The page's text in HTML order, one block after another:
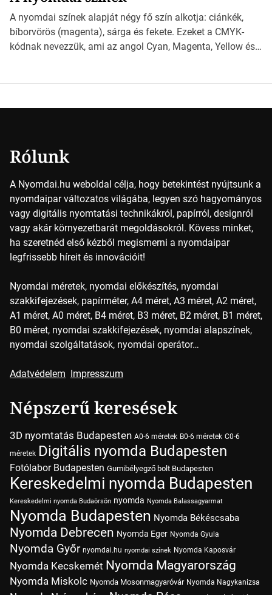
világába kalauzolunk el téged, hogy jobban megértsd,
milyen szempontok alapján érdemes választanod a
jövőben. Bevezetés a papírméretek világába A […]
A nyomdai színek alapját négy fő szín alkotja: ciánkék,
bíborvörös (magenta), sárga és fekete. Ezeket a CMYK-
kódnak nevezzük, ami az angol Cyan, Magenta, Yellow és
Rólunk
A Nyomdai.hu weboldal célja, hogy betekintést nyújtsunk a
nyomdaipar változatos világába, legyen szó hagyományos
vagy digitális nyomtatási technikákról, papírról, designról
vagy akár környezetbarát megoldásokról. Kövess minket,
ha szeretnéd első kézből megismerni a nyomdaipar
legfrissebb híreit és innovációit!
Nyomdai méretek, nyomdai előkészítés, nyomdai
szakkifejezések, papírméter, A4 méret, A3 méret, A2 méret,
A1 méret, A0 méret, B4 méret, B3 méret, B2 méret, B1 méret,
B0 méret, nyomdai szakkifejezések, nyomdai alapszínek,
nyomdai szolgáltatások, nyomdai operátor…
Adatvédelem Impresszum
Népszerű keresések
3D nyomtatás Budapesten A0-6 méretek B0-6 méretek C0-6
méretek Digitális nyomda Budapesten
Fotólabor Budapesten Gumibélyegző bolt Budapesten
Kereskedelmi nyomda Budapesten
Kereskedelmi nyomda Budaörsön nyomda Nyomda Balassagyarmat
Nyomda Budapesten Nyomda Békéscsaba
Nyomda Debrecen Nyomda Eger Nyomda Gyula
Nyomda Győr nyomdai.hu nyomdai színek Nyomda Kaposvár
Nyomda Kecskemét Nyomda Magyarország
Nyomda Miskolc Nyomda Mosonmagyaróvár Nyomda Nagykanizsa